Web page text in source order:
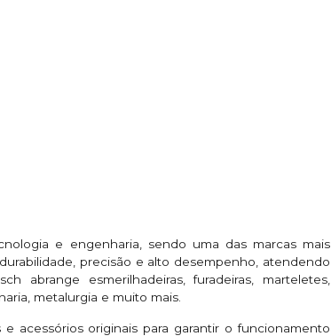
e engenharia, sendo uma das marcas mais
precisão e alto desempenho, atendendo
abrange esmerilhadeiras, furadeiras, marteletes,
metalurgia e muito mais.
e acessórios originais para garantir o funcionamento